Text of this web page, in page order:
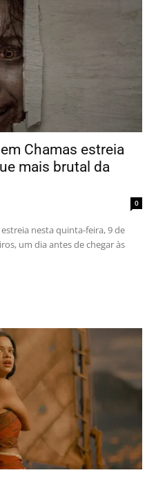
Chamas estreia
mais brutal da
0
nesta quinta-feira, 9 de
um dia antes de chegar às